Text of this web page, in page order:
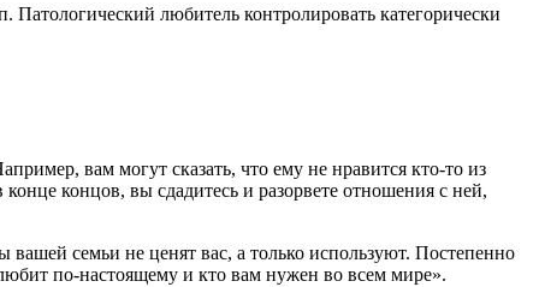
Патологический любитель контролировать категорически
вам могут сказать, что ему не нравится кто-то из
концов, вы сдадитесь и разорвете отношения с ней,
семьи не ценят вас, а только используют. Постепенно
по-настоящему и кто вам нужен во всем мире».